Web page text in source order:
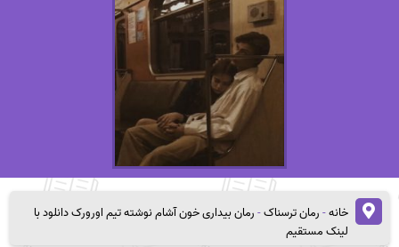
خانه-رمان ترسناک-رمان بیداری خون آشام نوشته تیم اورورک دانلود با
لینک مستقیم